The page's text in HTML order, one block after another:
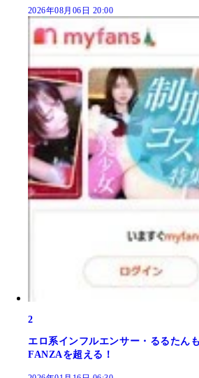
2026年08月06日 20:00
2
エロ系インフルエンサー・るるた
FANZAを超える！